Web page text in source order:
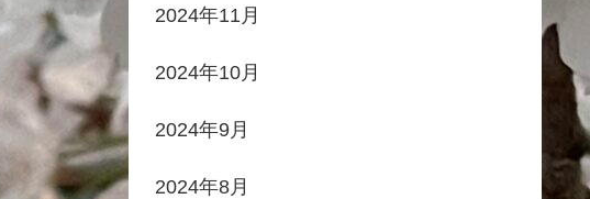
2024年11月
2024年10月
2024年9月
2024年8月